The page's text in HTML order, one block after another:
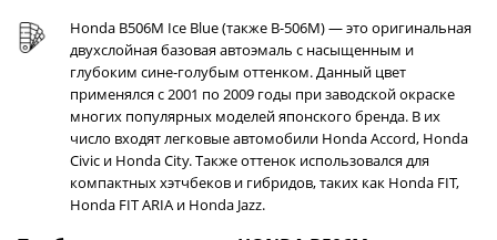
Honda B506M Ice Blue (также B-506M) — это оригинальная
двухслойная базовая автоэмаль с насыщенным и
глубоким сине-голубым оттенком. Данный цвет
применялся с 2001 по 2009 годы при заводской окраске
многих популярных моделей японского бренда. В их
число входят легковые автомобили Honda Accord, Honda
Civic и Honda City. Также оттенок использовался для
компактных хэтчбеков и гибридов, таких как Honda FIT,
Honda FIT ARIA и Honda Jazz.